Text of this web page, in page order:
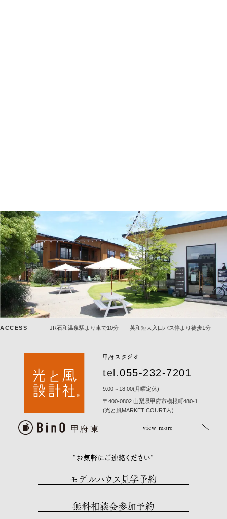
ACCESS JR石和温泉駅より車で10分 英和短大入口バス停より徒歩1分
甲府スタジオ
tel.055-232-7201
9:00～18:00(月曜定休)
〒400-0802 山梨県甲府市横根町480-1
(光と風MARKET COURT内)
view more
“お気軽にご連絡ください”
モデルハウス見学予約
無料相談会参加予約